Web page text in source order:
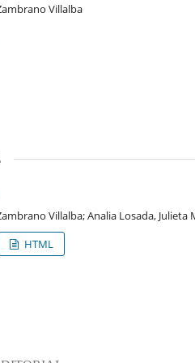
Villalba
Villalba; Analia Losada, Julieta
HTML